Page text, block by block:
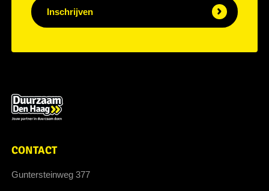
Inschrijven
CONTACT
Guntersteinweg 377